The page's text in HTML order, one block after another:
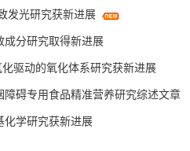
发光研究获新进展
成分研究取得新进展
化驱动的氧化体系研究获新进展
障碍专用食品精准营养研究综述文章
化学研究获新进展